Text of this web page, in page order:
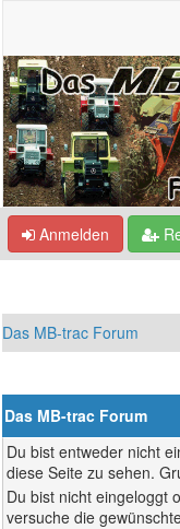
Anmelden
Das MB-trac Forum
Das MB-trac Forum
Du bist entweder nicht
diese Seite zu sehen.
Du bist nicht eingeloggt
versuche die